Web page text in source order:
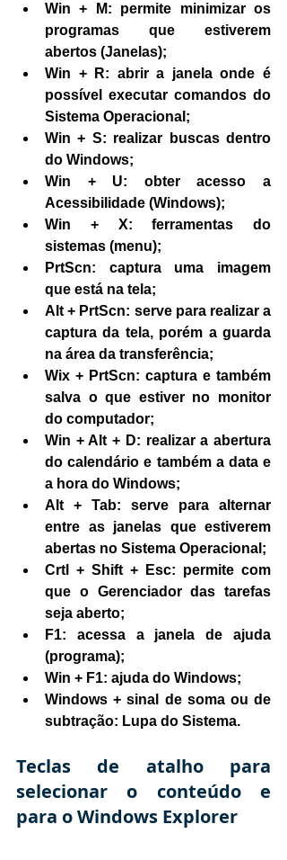
Win + M: permite minimizar os
programas que estiverem
abertos (Janelas);
Win + R: abrir a janela onde é
possível executar comandos do
Sistema Operacional;
Win + S: realizar buscas dentro
do Windows;
Win + U: obter acesso a
Acessibilidade (Windows);
Win + X: ferramentas do
sistemas (menu);
PrtScn: captura uma imagem
que está na tela;
Alt + PrtScn: serve para realizar a
captura da tela, porém a guarda
na área da transferência;
Wix + PrtScn: captura e também
salva o que estiver no monitor
do computador;
Win + Alt + D: realizar a abertura
do calendário e também a data e
a hora do Windows;
Alt + Tab: serve para alternar
entre as janelas que estiverem
abertas no Sistema Operacional;
Crtl + Shift + Esc: permite com
que o Gerenciador das tarefas
seja aberto;
F1: acessa a janela de ajuda
(programa);
Win + F1: ajuda do Windows;
Windows + sinal de soma ou de
subtração: Lupa do Sistema.
Teclas de atalho para
selecionar o conteúdo e
para o Windows Explorer